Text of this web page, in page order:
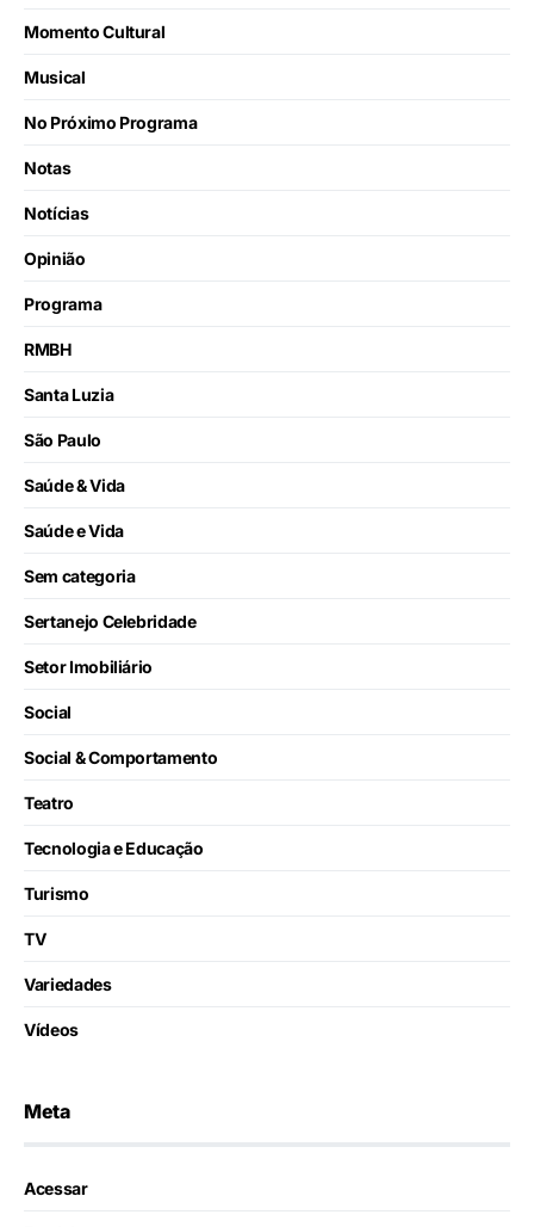
Momento Cultural
Musical
No Próximo Programa
Notas
Notícias
Opinião
Programa
RMBH
Santa Luzia
São Paulo
Saúde & Vida
Saúde e Vida
Sem categoria
Sertanejo Celebridade
Setor Imobiliário
Social
Social & Comportamento
Teatro
Tecnologia e Educação
Turismo
TV
Variedades
Vídeos
Meta
Acessar